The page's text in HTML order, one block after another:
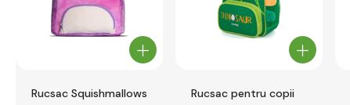
Rucsac Squishmallows
Rucsac pentru copii